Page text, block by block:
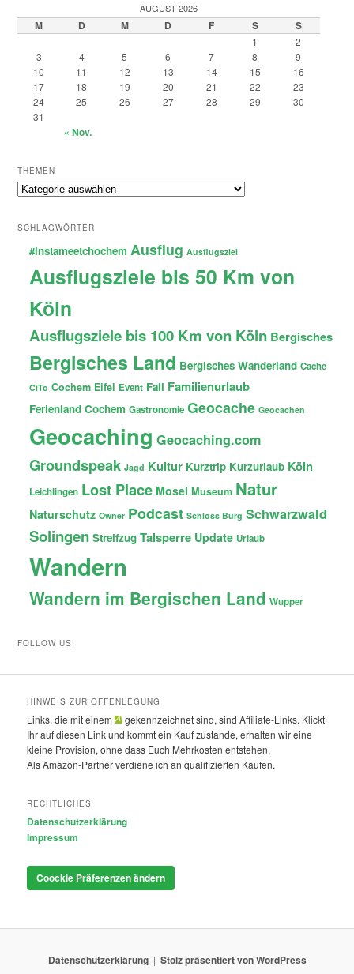
AUGUST 2026
M D M D F S S
1
2
3
4 5 6 7 8
9
10
11 12 13 14 15
16
17
18 19 20 21 22
23
24
25 26 27 28 29
30
31
« Nov.
THEMEN
Themen
SCHLAGWÖRTER
#instameetchochem Ausflug Ausflugsziel
Ausflugsziele bis 50 Km von
Köln
Ausflugsziele bis 100 Km von Köln Bergisches
Bergisches Land Bergisches Wanderland Cache
CiTo Cochem Eifel Event Fail Familienurlaub
Ferienland Cochem Gastronomie Geocache Geocachen
Geocaching Geocaching.com
Groundspeak Jagd Kultur Kurztrip Kurzurlaub Köln
Leichlingen Lost Place Mosel Museum Natur
Naturschutz Owner Podcast Schloss Burg Schwarzwald
Solingen Streifzug Talsperre Update Urlaub
Wandern
Wandern im Bergischen Land Wupper
FOLLOW US!
HINWEIS ZUR OFFENLEGUNG
Links, die mit einem
gekennzeichnet sind, sind Affiliate-Links. Klickt
Ihr auf diesen Link und kommt ein Kauf zustande, erhalten wir eine
kleine Provision, ohne dass Euch Mehrkosten entstehen.
Als Amazon-Partner verdiene ich an qualifizierten Käufen.
RECHTLICHES
Datenschutzerklärung
Impressum
Coockie Präferenzen ändern
Datenschutzerklärung Stolz präsentiert von WordPress